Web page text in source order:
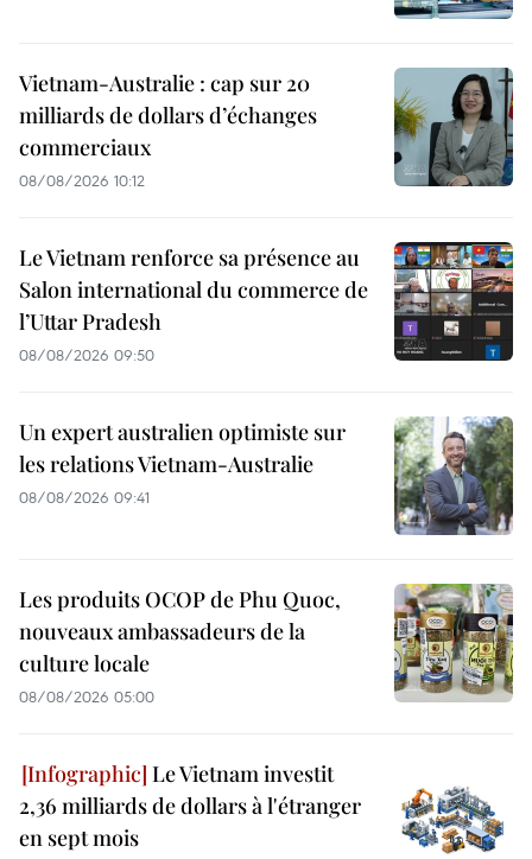
Vietnam-Australie : cap sur 20
milliards de dollars d’échanges
commerciaux
08/08/2026 10:12
Le Vietnam renforce sa présence au
Salon international du commerce de
l’Uttar Pradesh
08/08/2026 09:50
Un expert australien optimiste sur
les relations Vietnam-Australie
08/08/2026 09:41
Les produits OCOP de Phu Quoc,
nouveaux ambassadeurs de la
culture locale
08/08/2026 05:00
Le Vietnam investit
2,36 milliards de dollars à l'étranger
en sept mois